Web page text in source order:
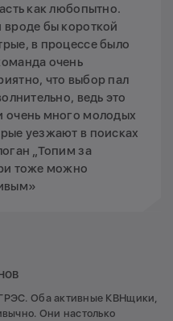
как любопытно.
вроде бы короткой
в процессе было
очень
что выбор пал
ведь это
очень много молодых
уезжают в поисках
„Топим за
тоже можно
Оба активные КВНщики,
Они настолько